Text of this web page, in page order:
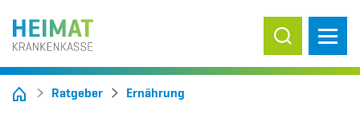
Suche ein-/
Ratgeber Ernährung